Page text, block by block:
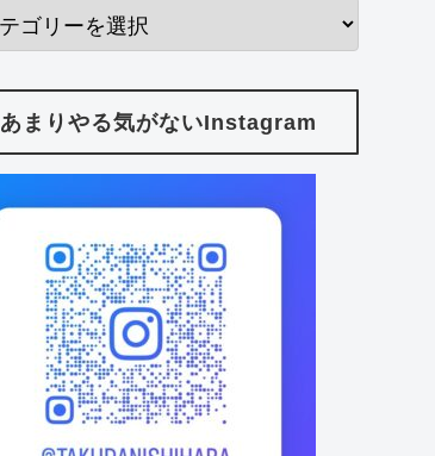
あまりやる気がないInstagram